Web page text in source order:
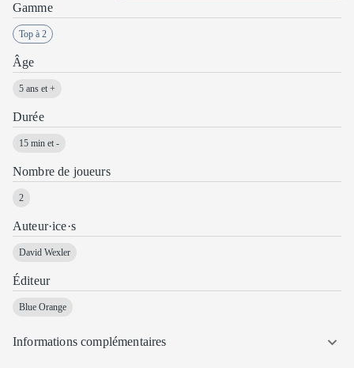
Gamme
Top à 2
Âge
5 ans et +
Durée
15 min et -
Nombre de joueurs
2
Auteur·ice·s
David Wexler
Éditeur
Blue Orange
Informations complémentaires